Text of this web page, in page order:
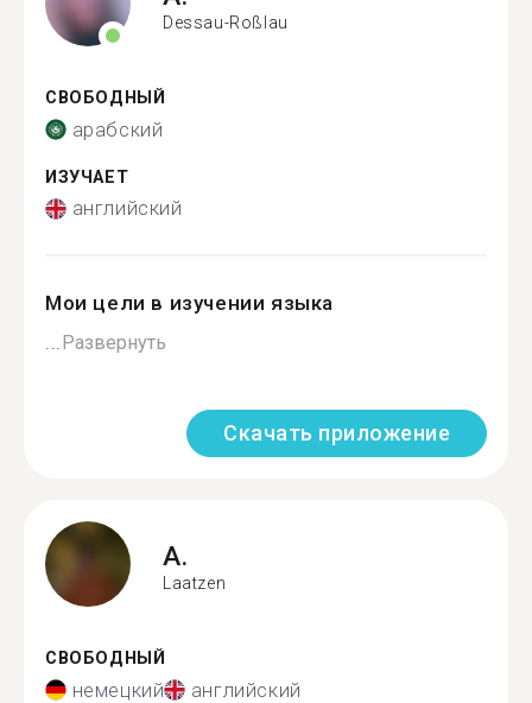
Dessau-Roßlau
СВОБОДНЫЙ
арабский
ИЗУЧАЕТ
английский
Мои цели в изучении языка
...Развернуть
Скачать приложение
A.
Laatzen
СВОБОДНЫЙ
немецкий английский